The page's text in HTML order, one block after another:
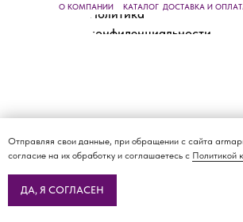
Политика
конфиденциальности
О КОМПАНИИ КАТАЛОГ ДОСТАВКА И
Отправляя свои данные, при обращении с сайта
согласие на их обработку и соглашаетесь с Политикой
ДА, Я СОГЛАСЕН